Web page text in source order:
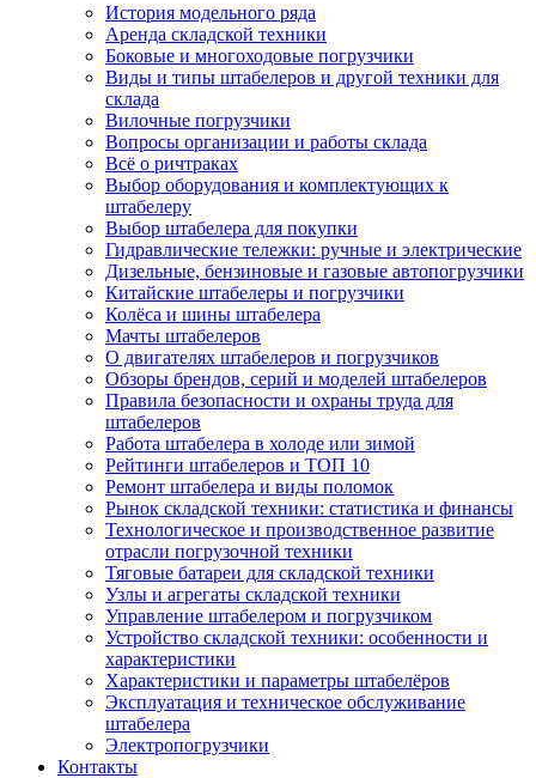
История модельного ряда
Аренда складской техники
Боковые и многоходовые погрузчики
Виды и типы штабелеров и другой техники для
склада
Вилочные погрузчики
Вопросы организации и работы склада
Всё о ричтраках
Выбор оборудования и комплектующих к
штабелеру
Выбор штабелера для покупки
Гидравлические тележки: ручные и электрические
Дизельные, бензиновые и газовые автопогрузчики
Китайские штабелеры и погрузчики
Колёса и шины штабелера
Мачты штабелеров
О двигателях штабелеров и погрузчиков
Обзоры брендов, серий и моделей штабелеров
Правила безопасности и охраны труда для
штабелеров
Работа штабелера в холоде или зимой
Рейтинги штабелеров и ТОП 10
Ремонт штабелера и виды поломок
Рынок складской техники: статистика и финансы
Технологическое и производственное развитие
отрасли погрузочной техники
Тяговые батареи для складской техники
Узлы и агрегаты складской техники
Управление штабелером и погрузчиком
Устройство складской техники: особенности и
характеристики
Характеристики и параметры штабелёров
Эксплуатация и техническое обслуживание
штабелера
Электропогрузчики
Контакты